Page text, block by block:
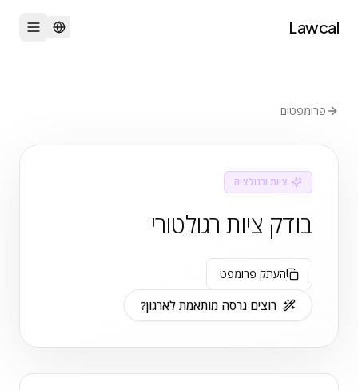
Lawcal
פרומפטים
ציות ורגולציה
בודק ציות רגולטורי
העתק פרומפט
רוצים גרסה מותאמת לארגון?